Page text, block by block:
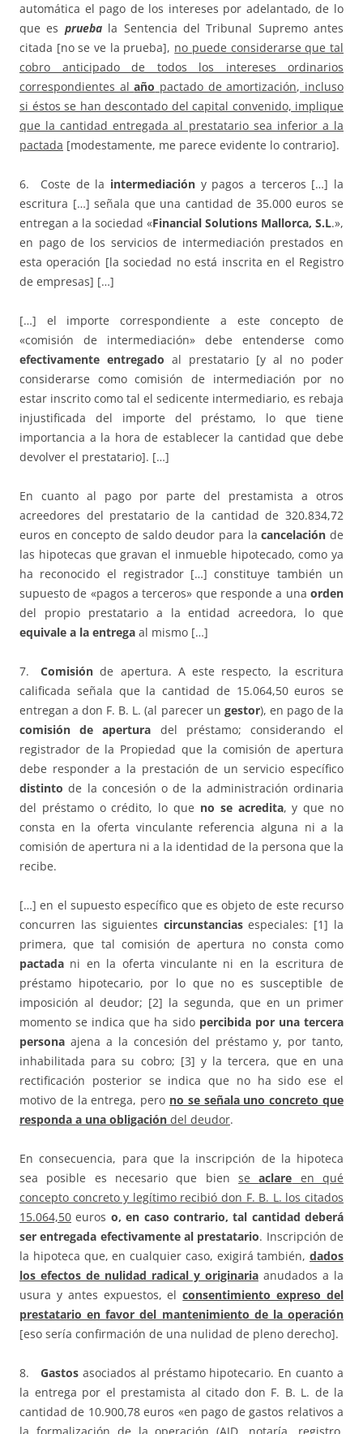
automática el pago de los intereses por adelantado, de lo
que es pruebala Sentencia del Tribunal Supremo antes
citada [no se ve la prueba], no puede considerarse que tal
cobro anticipado de todos los intereses ordinarios
correspondientes alaño pactado de amortización, incluso
si éstos se han descontado del capital convenido, implique
que la cantidad entregada al prestatario sea inferior a la
pactada [modestamente, me parece evidente lo contrario].
6. Coste de la intermediación y pagos a terceros […] la
escritura […] señala que una cantidad de 35.000 euros se
entregan a la sociedad «Financial Solutions Mallorca, S.L.»,
en pago de los servicios de intermediación prestados en
esta operación [la sociedad no está inscrita en el Registro
de empresas] […]
[…] el importe correspondiente a este concepto de
«comisión de intermediación» debe entenderse como
efectivamente entregado al prestatario [y al no poder
considerarse como comisión de intermediación por no
estar inscrito como tal el sedicente intermediario, es rebaja
injustificada del importe del préstamo, lo que tiene
importancia a la hora de establecer la cantidad que debe
devolver el prestatario]. […]
En cuanto al pago por parte del prestamista a otros
acreedores del prestatario de la cantidad de 320.834,72
euros en concepto de saldo deudor para lacancelación de
las hipotecas que gravan el inmueble hipotecado, como ya
ha reconocido el registrador […] constituye también un
supuesto de «pagos a terceros» que responde a una orden
del propio prestatario a la entidad acreedora, lo que
equivale a la entrega al mismo […]
7. Comisión de apertura. A este respecto, la escritura
calificada señala que la cantidad de 15.064,50 euros se
entregan a don F. B. L. (al parecer un gestor), en pago de la
comisión de apertura del préstamo; considerando el
registrador de la Propiedad que la comisión de apertura
debe responder a la prestación de un servicio específico
distinto de la concesión o de la administración ordinaria
del préstamo o crédito, lo que no se acredita, y que no
consta en la oferta vinculante referencia alguna ni a la
comisión de apertura ni a la identidad de la persona que la
recibe.
[…] en el supuesto específico que es objeto de este recurso
concurren las siguientes circunstanciasespeciales: [1] la
primera, que tal comisión de apertura no consta como
pactada ni en la oferta vinculante ni en la escritura de
préstamo hipotecario, por lo que no es susceptible de
imposición al deudor; [2] la segunda, que en un primer
momento se indica que ha sido percibida por una tercera
persona ajena a la concesión del préstamo y, por tanto,
inhabilitada para su cobro; [3] y la tercera, que en una
rectificación posterior se indica que no ha sido ese el
motivo de la entrega, pero no se señala uno concreto que
responda a una obligación del deudor.
En consecuencia, para que la inscripción de la hipoteca
sea posible es necesario que bien seaclare en qué
concepto concreto y legítimo recibió don F. B. L. los citados
15.064,50 euros o, en caso contrario, tal cantidad deberá
ser entregada efectivamente al prestatario. Inscripción de
la hipoteca que, en cualquier caso, exigirá también, dados
los efectos de nulidad radical y originaria anudados a la
usura y antes expuestos, elconsentimiento expreso del
prestatario en favor del mantenimiento de la operación
[eso sería confirmación de una nulidad de pleno derecho].
8. Gastos asociados al préstamo hipotecario. En cuanto a
la entrega por el prestamista al citado don F. B. L. de la
cantidad de 10.900,78 euros «en pago de gastos relativos a